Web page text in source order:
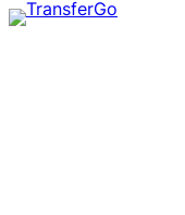
Перейти